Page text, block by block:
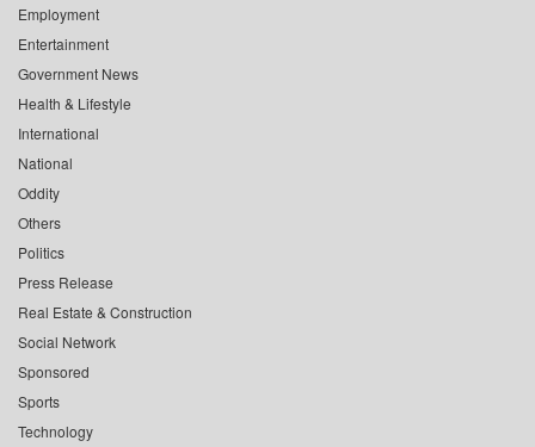
Employment
Entertainment
Government News
Health & Lifestyle
International
National
Oddity
Others
Politics
Press Release
Real Estate & Construction
Social Network
Sponsored
Sports
Technology